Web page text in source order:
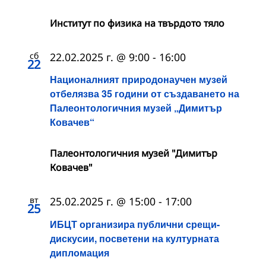
Институт по физика на твърдото тяло
сб
22
Националният природонаучен музей
отбелязва 35 години от създаването на
Палеонтологичния музей „Димитър
Ковачев“
22.02.2025 г. @ 9:00 - 16:00
Палеонтологичния музей "Димитър
Ковачев"
вт
25
ИБЦТ организира публични срещи-
дискусии, посветени на културната
дипломация
25.02.2025 г. @ 15:00 - 17:00